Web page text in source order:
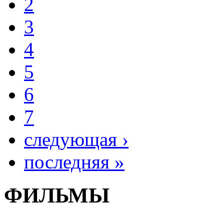
3
4
5
6
7
следующая ›
последняя »
ФИЛЬМЫ